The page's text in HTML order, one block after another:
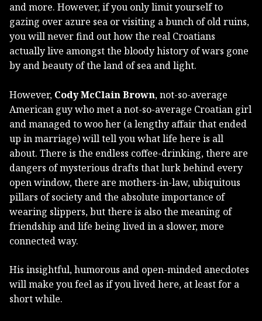
and more. However, if you only limit yourself to
gazing over azure sea or visiting a bunch of old ruins,
you will never find out how the real Croatians
actually live amongst the bloody history of wars gone
by and beauty of the land of sea and light.
However, Cody McClain Brown, not-so-average
American guy who met a not-so-average Croatian girl
and managed to woo her (a lengthy affair that ended
up in marriage) will tell you what life here is all
about. There is the endless coffee-drinking, there are
dangers of mysterious drafts that lurk behind every
open window, there are mothers-in-law, ubiquitous
pillars of society and the absolute importance of
wearing slippers, but there is also the meaning of
friendship and life being lived in a slower, more
connected way.
His insightful, humorous and open-minded anecdotes
will make you feel as if you lived here, at least for a
short while.